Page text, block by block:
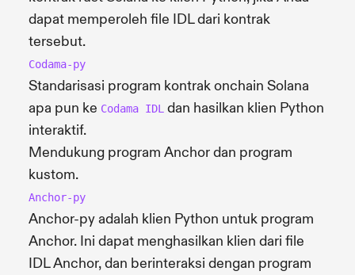
dapat memperoleh file IDL dari kontrak
tersebut.
Codama-py
Standarisasi program kontrak onchain Solana
apa pun ke Codama IDL dan hasilkan klien Python
interaktif.
Mendukung program Anchor dan program
kustom.
Anchor-py
Anchor-py adalah klien Python untuk program
Anchor. Ini dapat menghasilkan klien dari file
IDL Anchor, dan berinteraksi dengan program